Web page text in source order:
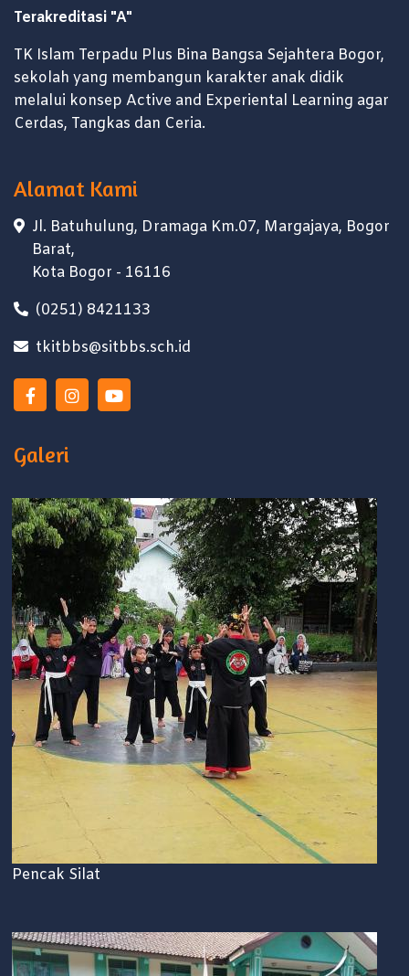
Terakreditasi "A"
TK Islam Terpadu Plus Bina Bangsa Sejahtera Bogor,
sekolah yang membangun karakter anak didik
melalui konsep Active and Experiental Learning agar
Cerdas, Tangkas dan Ceria.
Alamat Kami
Jl. Batuhulung, Dramaga Km.07, Margajaya, Bogor
Barat,
Kota Bogor - 16116
(0251) 8421133
tkitbbs@sitbbs.sch.id
Galeri
Pencak Silat